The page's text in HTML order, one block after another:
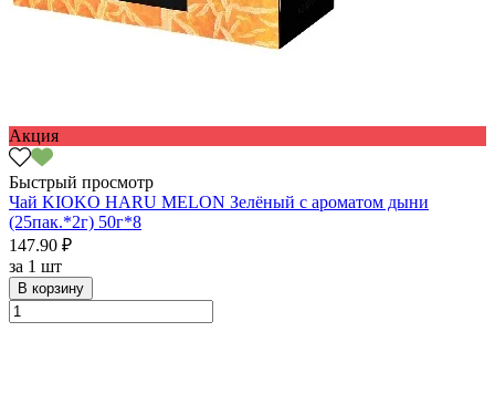
Акция
Быстрый просмотр
Чай KIOKO HARU MELON Зелёный с ароматом дыни
(25пак.*2г) 50г*8
147.90 ₽
за 1 шт
В корзину